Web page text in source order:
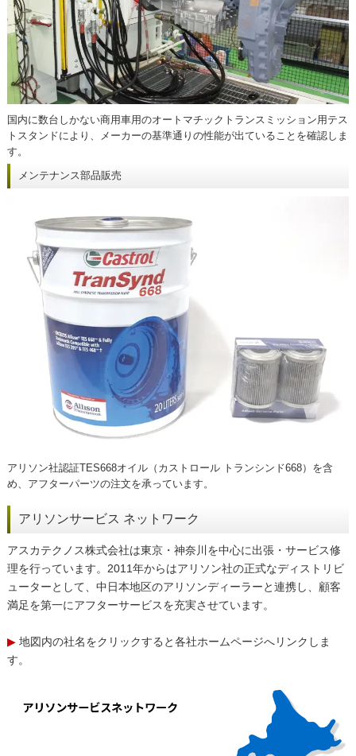
国内に数台しかない商用車用のオートマチックトランスミッション用テス
トスタンドにより、メーカーの基準通りの性能が出ていることを確認しま
す。
メンテナンス部品販売
アリソン社認証TES668オイル（カストロール トランシンド668）を含
め、アフターパーツの注文を承っています。
アリソンサービス ネットワーク
アスカテクノス株式会社は東京・神奈川を中心に出張・サービス修
理を行っています。2011年からはアリソン社の正式なディストリビ
ューターとして、中日本地区のアリソンディーラーと連携し、顧客
満足を第一にアフターサービスを充実させています。
▶地図内の社名をクリックすると各社ホームページへリンクしま
す。